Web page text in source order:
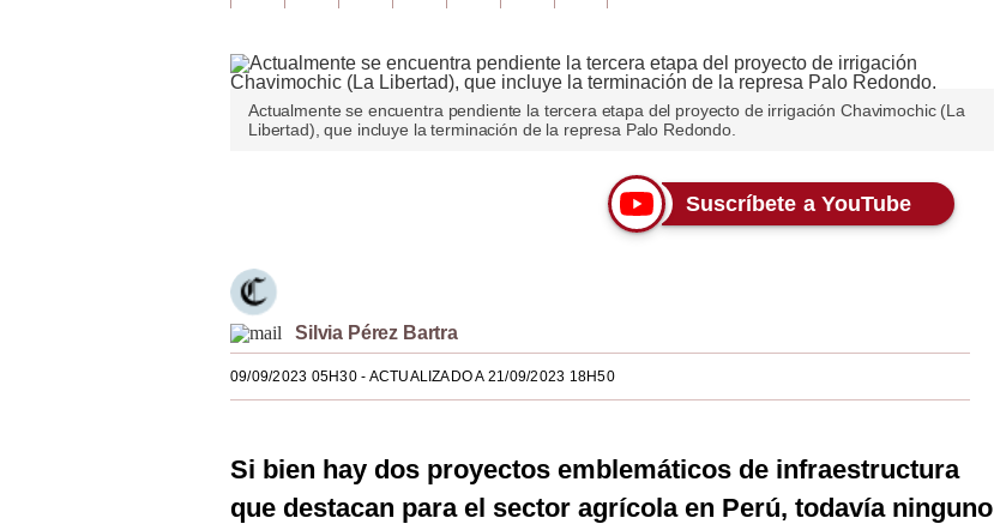
Actualmente se encuentra pendiente la tercera etapa del proyecto de irrigación Chavimochic (La
Libertad), que incluye la terminación de la represa Palo Redondo.
Suscríbete a YouTube
Silvia Pérez Bartra
09/09/2023 05H30- ACTUALIZADO A 21/09/2023 18H50
Si bien hay dos proyectos emblemáticos de infraestructura
que destacan para el sector agrícola en Perú, todavía ninguno